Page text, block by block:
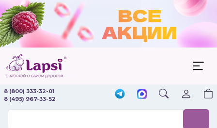
8 (800) 333-32-01
8 (495) 967-33-52